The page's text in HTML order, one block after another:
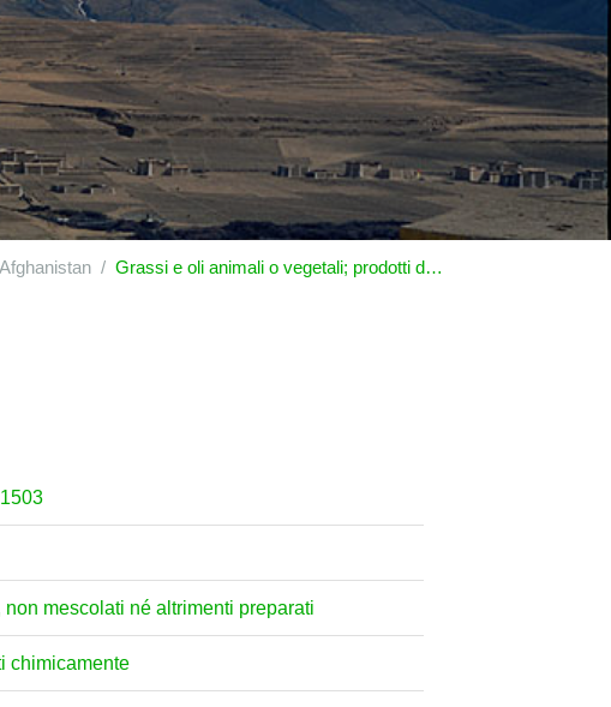
Afghanistan Grassi e oli animali o vegetali; prodotti della loro scissione; grassi alimentari lavorati; cere di origine animale o vegetale
mescolati né altrimenti preparati
chimicamente